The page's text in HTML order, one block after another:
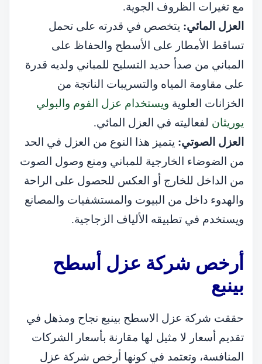
مع تغيرات الظروف الجوية.
العزل المائي: يتخصص في قدرته على تحمل
تساقط الأمطار على الأسطح والحفاظ على
المباني من صدأ حديد التسليح للمباني ولديه قدرة
على مقاومة المياه والتسريبات الناتجة من
الخزانات العلوية ويستخدام عزل الفوم والبولي
يوريثان لفعاليته في العزل المائي.
العزل الصوتي: يتميز هذا النوع من العزل في الحد
من الضوضاء الخارجية للمباني ومنع وصول الصوت
من الداخل للخارج أو العكس للحصول على الراحة
والهدوء داخل من البيوت والمستشفيات والمصانع
ويستخدم في تطبيقه الألياف الزجاجية.
أرخص شركة عزل أسطح
بينبع
حققت شركة عزل الاسطح بينبع نجاح ومذهل في
تقديم أسعار لا مثيل لها مقارنة بأسعار الشركات
المنافسة، وتعتمد في كونها أرخص شركة عزل